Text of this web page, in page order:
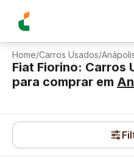
Home/Carros Usados/
Fiat Fiorino: Carros
para comprar em